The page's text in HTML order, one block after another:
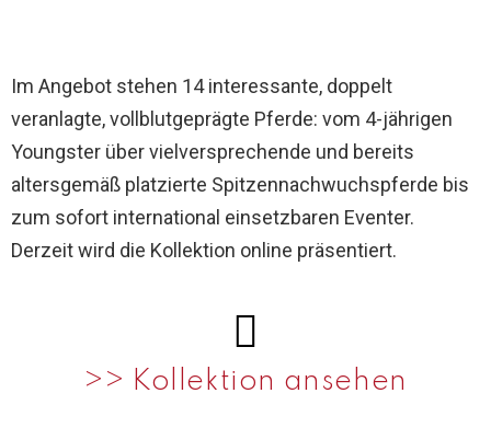
Im Angebot stehen 14 interessante, doppelt
veranlagte, vollblutgeprägte Pferde: vom 4-jährigen
Youngster über vielversprechende und bereits
altersgemäß platzierte Spitzennachwuchspferde bis
zum sofort international einsetzbaren Eventer.
Derzeit wird die Kollektion online präsentiert.
>> Kollektion ansehen